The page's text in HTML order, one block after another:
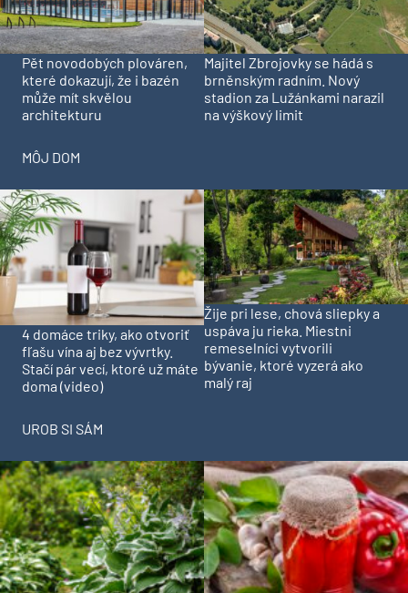
Pět novodobých plováren,
které dokazují, že i bazén
může mít skvělou
architekturu
Majitel Zbrojovky se hádá s
brněnským radním. Nový
stadion za Lužánkami narazil
na výškový limit
MÔJ DOM
4 domáce triky, ako otvoriť
fľašu vína aj bez vývrtky.
Stačí pár vecí, ktoré už máte
doma (video)
Žije pri lese, chová sliepky a
uspáva ju rieka. Miestni
remeselníci vytvorili
bývanie, ktoré vyzerá ako
malý raj
UROB SI SÁM